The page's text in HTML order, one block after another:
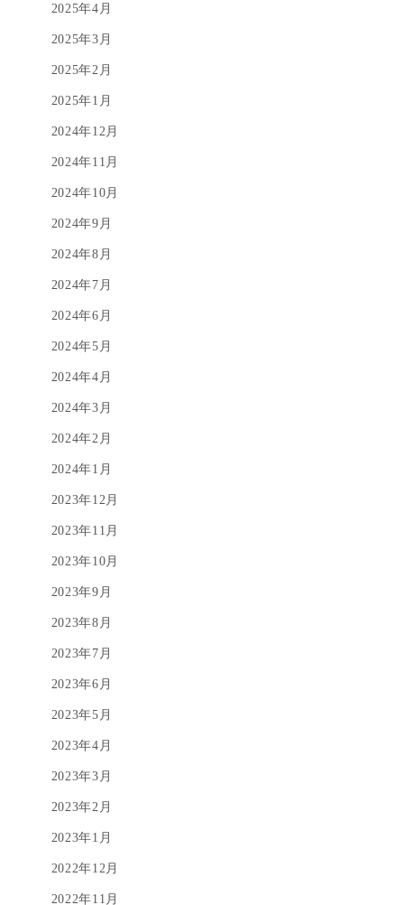
2025年4月
2025年3月
2025年2月
2025年1月
2024年12月
2024年11月
2024年10月
2024年9月
2024年8月
2024年7月
2024年6月
2024年5月
2024年4月
2024年3月
2024年2月
2024年1月
2023年12月
2023年11月
2023年10月
2023年9月
2023年8月
2023年7月
2023年6月
2023年5月
2023年4月
2023年3月
2023年2月
2023年1月
2022年12月
2022年11月